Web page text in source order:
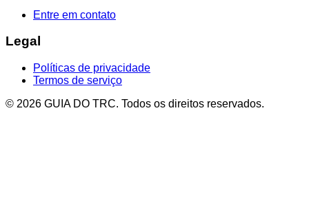
Entre em contato
Legal
Políticas de privacidade
Termos de serviço
© 2026 GUIA DO TRC. Todos os direitos reservados.